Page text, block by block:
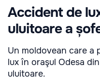
Accident de
uluitoare a
Un moldovean care a
lux în oraşul Odesa
uluitoare.